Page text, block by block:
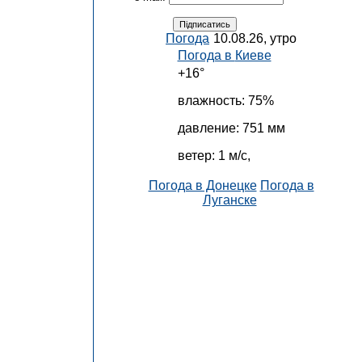
Погода 10.08.26, утро
Погода в Киеве
+16°
влажность: 75%
давление: 751 мм
ветер: 1 м/с,
Погода в Донецке Погода в
Луганске